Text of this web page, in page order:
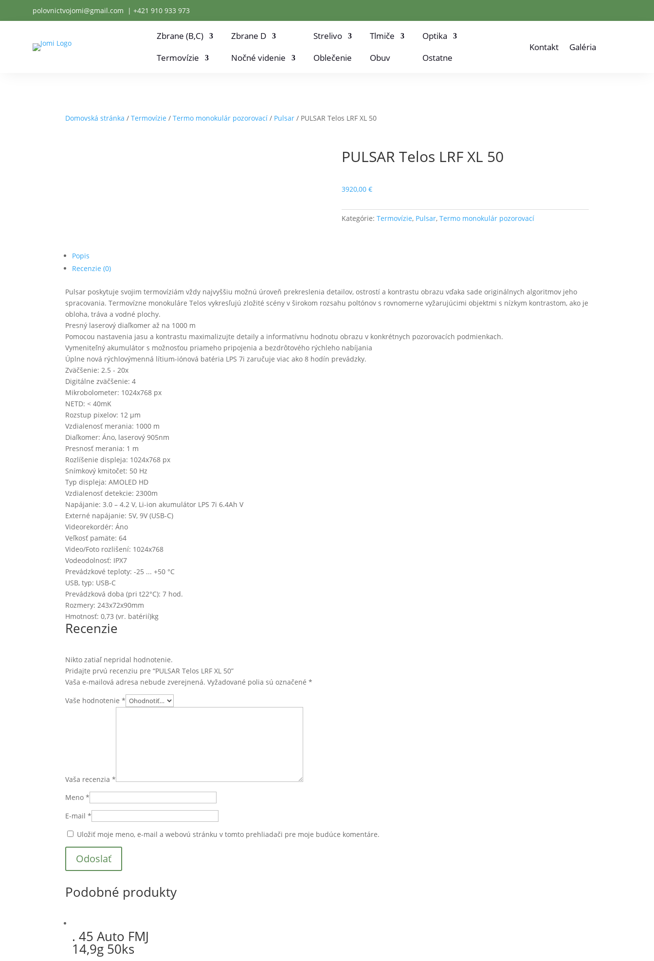
polovnictvojomi@gmail.com | +421 910 933 973
Zbrane (B,C) Zbrane D Strelivo Tlmiče
Optika
Termovízie
Nočné videnie Oblečenie Obuv Ostatne
Kontakt Galéria
Domovská stránka /Termovízie /Termo monokulár pozorovací / Pulsar / PULSAR Telos LRF XL 50
PULSAR Telos LRF XL 50
3920,00 €
Kategórie: Termovízie, Pulsar, Termo monokulár pozorovací
Popis
Recenzie (0)
Pulsar poskytuje svojim termovíziám vždy najvyššiu možnú úroveň prekreslenia detailov, ostrostí a kontrastu obrazu vďaka sade originálnych algoritmov jeho
spracovania. Termovízne monokuláre Telos vykresľujú zložité scény v širokom rozsahu poltónov s rovnomerne vyžarujúcimi objektmi s nízkym kontrastom, ako je
obloha, tráva a vodné plochy.
Presný laserový diaľkomer až na 1000 m
Pomocou nastavenia jasu a kontrastu maximalizujte detaily a informatívnu hodnotu obrazu v konkrétnych pozorovacích podmienkach.
Vymeniteľný akumulátor s možnosťou priameho pripojenia a bezdrôtového rýchleho nabíjania
Úplne nová rýchlovýmenná lítium-iónová batéria LPS 7i zaručuje viac ako 8 hodín prevádzky.
Zväčšenie: 2.5 - 20x
Digitálne zväčšenie: 4
Mikrobolometer: 1024x768 px
NETD: < 40mK
Rozstup pixelov: 12 µm
Vzdialenosť merania: 1000 m
Diaľkomer: Áno, laserový 905nm
Presnosť merania: 1 m
Rozlíšenie displeja: 1024x768 px
Snímkový kmitočet: 50 Hz
Typ displeja: AMOLED HD
Vzdialenosť detekcie: 2300m
Napájanie: 3.0 – 4.2 V, Li-ion akumulátor LPS 7i 6.4Ah V
Externé napájanie: 5V, 9V (USB-C)
Videorekordér: Áno
Veľkosť pamäte: 64
Video/Foto rozlišení: 1024x768
Vodeodolnosť: IPX7
Prevádzkové teploty: -25 ... +50 °C
USB, typ: USB-C
Prevádzková doba (pri t22°C): 7 hod.
Rozmery: 243x72x90mm
Hmotnosť: 0,73 (vr. batérií)kg
Recenzie
Nikto zatiaľ nepridal hodnotenie.
Pridajte prvú recenziu pre “PULSAR Telos LRF XL 50”
Vaša e-mailová adresa nebude zverejnená. Vyžadované polia sú označené*
Vaše hodnotenie*
Vaša recenzia*
Meno*
E-mail*
Uložiť moje meno, e-mail a webovú stránku v tomto prehliadači pre moje budúce komentáre.
Podobné produkty
. 45 Auto FMJ
14,9g 50ks